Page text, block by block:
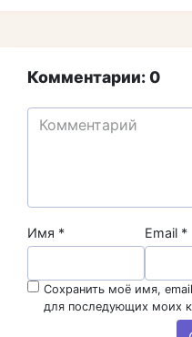
Комментарии: 0
Имя * Email *
Сохранить моё имя,
для последующих моих